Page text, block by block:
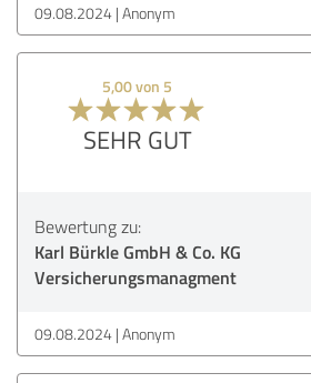
09.08.2024 Anonym
5,00 von 5
SEHR GUT
Bewertung zu:
Karl Bürkle GmbH & Co. KG
Versicherungsmanagment
09.08.2024 Anonym